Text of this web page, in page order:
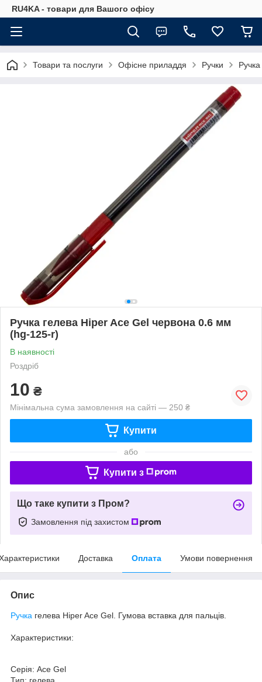
RU4KA - товари для Вашого офісу
Товари та послуги Офісне приладдя Ручки
Ручка гелева Hiper Ace Gel червона 0.6 мм
(hg-125-r)
В наявності
Роздріб
10 ₴
Мінімальна сума замовлення на сайті — 250 ₴
Купити
або
Купити з
Що таке купити з Пром?
Замовлення під захистом
Доставка Оплата Умови повернення
Опис
Ручка гелева Hiper Ace Gel. Гумова вставка для пальців.
Характеристики:
Серія: Ace Gel
Тип: гелева